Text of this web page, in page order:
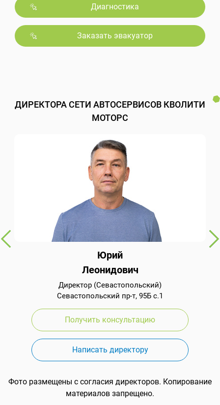
Диагностика
Заказать эвакуатор
ДИРЕКТОРА СЕТИ АВТОСЕРВИСОВ КВОЛИТИ
МОТОРС
Юрий
Леонидович
Директор (Севастопольский)
Севастопольский пр-т, 95Б с.1
Получить консультацию
Написать директору
Фото размещены с согласия директоров. Копирование
материалов запрещено.